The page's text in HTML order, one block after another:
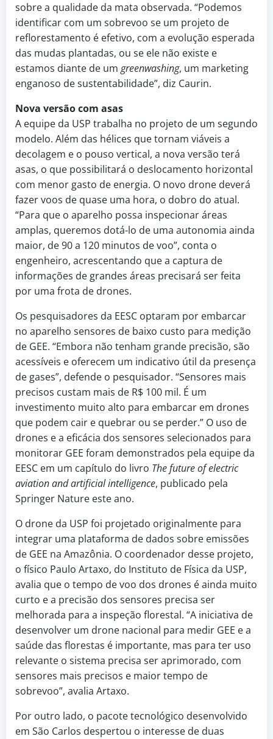
sobre a qualidade da mata observada. “Podemos
identificar com um sobrevoo se um projeto de
reflorestamento é efetivo, com a evolução esperada
das mudas plantadas, ou se ele não existe e
estamos diante de umgreenwashing, um marketing
enganoso de sustentabilidade”, diz Caurin.
Nova versão com asas
A equipe da USP trabalha no projeto de um segundo
modelo. Além das hélices que tornam viáveis a
decolagem e o pouso vertical, a nova versão terá
asas, o que possibilitará o deslocamento horizontal
com menor gasto de energia. O novo drone deverá
fazer voos de quase uma hora, o dobro do atual.
“Para que o aparelho possa inspecionar áreas
amplas, queremos dotá-lo de uma autonomia ainda
maior, de 90 a 120 minutos de voo”, conta o
engenheiro, acrescentando que a captura de
informações de grandes áreas precisará ser feita
por uma frota de drones.
Os pesquisadores da EESC optaram por embarcar
no aparelho sensores de baixo custo para medição
de GEE. “Embora não tenham grande precisão, são
acessíveis e oferecem um indicativo útil da presença
de gases”, defende o pesquisador. “Sensores mais
precisos custam mais de R$ 100 mil. É um
investimento muito alto para embarcar em drones
que podem cair e quebrar ou se perder.” O uso de
drones e a eficácia dos sensores selecionados para
monitorar GEE foram demonstrados pela equipe da
EESC em um capítulo do livro The future of electric
aviation and artificial intelligence, publicado pela
Springer Nature este ano.
O drone da USP foi projetado originalmente para
integrar uma plataforma de dados sobre emissões
de GEE na Amazônia. O coordenador desse projeto,
o físico Paulo Artaxo, do Instituto de Física da USP,
avalia que o tempo de voo dos drones é ainda muito
curto e a precisão dos sensores precisa ser
melhorada para a inspeção florestal. “A iniciativa de
desenvolver um drone nacional para medir GEE e a
saúde das florestas é importante, mas para ter uso
relevante o sistema precisa ser aprimorado, com
sensores mais precisos e maior tempo de
sobrevoo”, avalia Artaxo.
Por outro lado, o pacote tecnológico desenvolvido
em São Carlos despertou o interesse de duas